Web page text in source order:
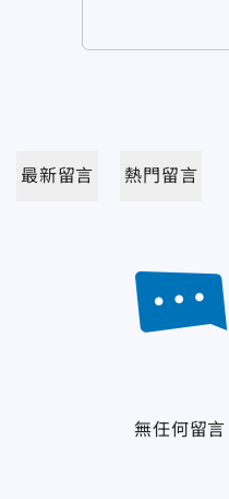
最新留言 熱門留言
無任何留言